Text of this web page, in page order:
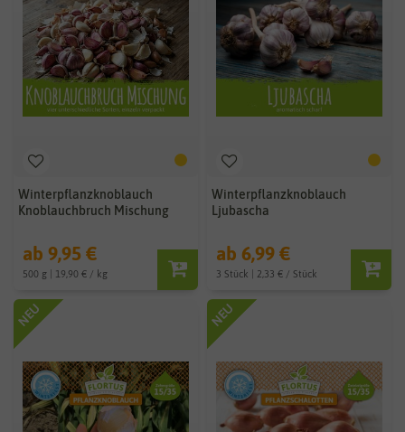
Winterpflanzknoblauch
Knoblauchbruch Mischung
ab 9,95 €
500 g | 19,90 € / kg
Winterpflanzknoblauch
Ljubascha
ab 6,99 €
3 Stück | 2,33 € / Stück
NEU NEU